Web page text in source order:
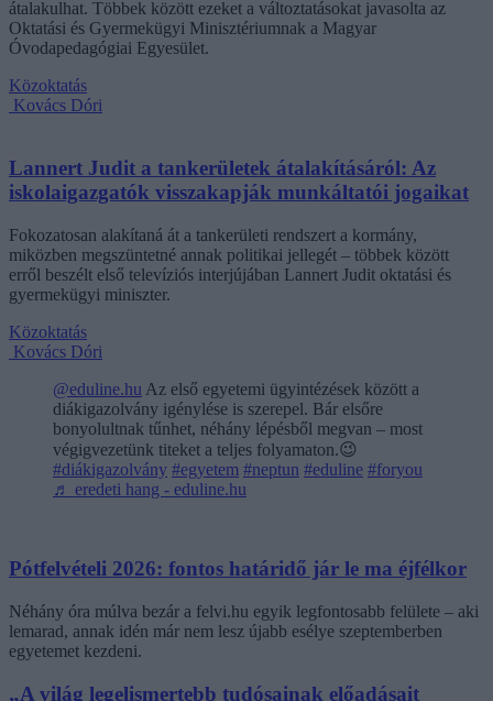
átalakulhat. Többek között ezeket a változtatásokat javasolta az
Oktatási és Gyermekügyi Minisztériumnak a Magyar
Óvodapedagógiai Egyesület.
Közoktatás
Kovács Dóri
Lannert Judit a tankerületek átalakításáról: Az
iskolaigazgatók visszakapják munkáltatói jogaikat
Fokozatosan alakítaná át a tankerületi rendszert a kormány,
miközben megszüntetné annak politikai jellegét – többek között
erről beszélt első televíziós interjújában Lannert Judit oktatási és
gyermekügyi miniszter.
Közoktatás
Kovács Dóri
@eduline.hu Az első egyetemi ügyintézések között a
diákigazolvány igénylése is szerepel. Bár elsőre
bonyolultnak tűnhet, néhány lépésből megvan – most
végigvezetünk titeket a teljes folyamaton.😉
#diákigazolvány #egyetem #neptun #eduline #foryou
♬ eredeti hang - eduline.hu
Pótfelvételi 2026: fontos határidő jár le ma éjfélkor
Néhány óra múlva bezár a felvi.hu egyik legfontosabb felülete – aki
lemarad, annak idén már nem lesz újabb esélye szeptemberben
egyetemet kezdeni.
„A világ legelismertebb tudósainak előadásait